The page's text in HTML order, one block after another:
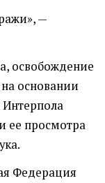
—
освобождение
основании
ее просмотра
Федерация